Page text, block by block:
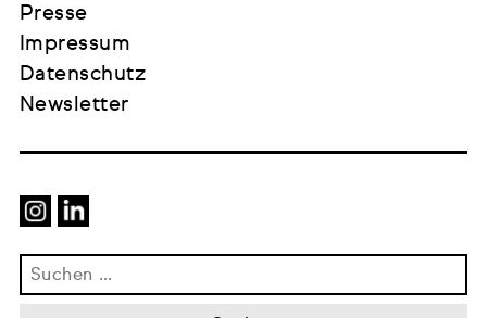
Presse
Impressum
Datenschutz
Newsletter
Suchen
nach: